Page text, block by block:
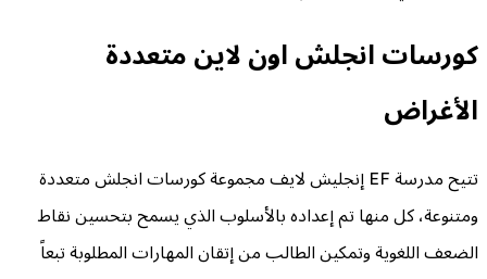
كورسات انجلش اون لاين متعددة
الأغراض
تتيح مدرسة EF إنجليش لايف مجموعة كورسات انجلش متعددة
ومتنوعة، كل منها تم إعداده بالأسلوب الذي يسمح بتحسين نقاط
الضعف اللغوية وتمكين الطالب من إتقان المهارات المطلوبة تبعاً